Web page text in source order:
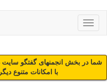
شما در بخش انجمنهای گفتگو سایت
با امکانات متنوع